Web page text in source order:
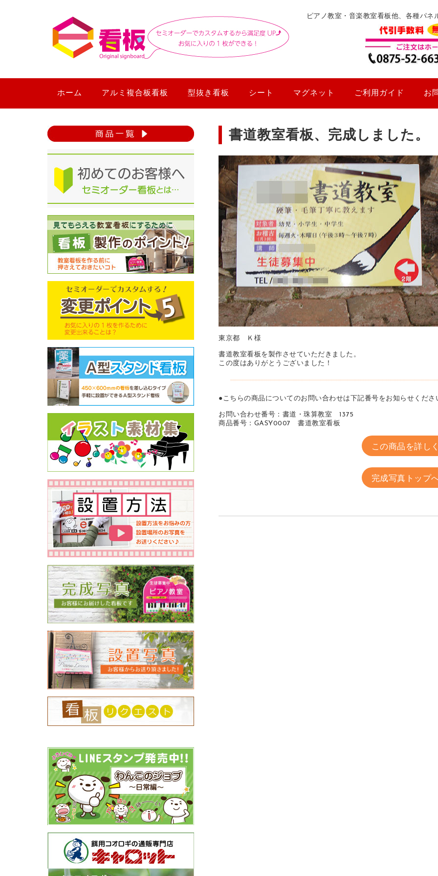
ピアノ教室・音楽教室看板他、各種パ
ホーム アルミ複合板看板 型抜き看板 シート マグネット ご利用ガイド お
書道教室看板、完成しました。
東京都 Ｋ様
書道教室看板を製作させていただきました。
この度はありがとうございました！
●こちらの商品についてのお問い合わせは下記番号をお知らせくださ
お問い合わせ番号：書道・珠算教室 1375
商品番号：GASY0007 書道教室看板
この商品を詳し
完成写真トップ